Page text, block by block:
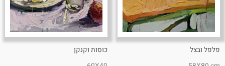
פלפל ובצל
כוסות וקנקן